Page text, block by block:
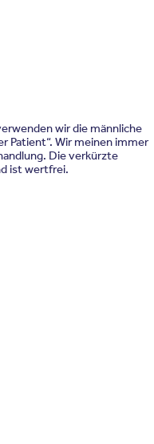
wir die männliche
Patient“. Wir meinen immer
Die verkürzte
ist wertfrei.